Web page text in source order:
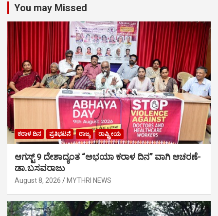
You may Missed
ಕರಾಳ ದಿನ ಪ್ರತಿಭಟನೆ ರಾಜ್ಯ ರಾಷ್ಟ್ರೀಯ
ಆಗಸ್ಟ್ 9 ದೇಶಾದ್ಯಂತ “ಅಭಯಾ ಕರಾಳ ದಿನ” ವಾಗಿ ಆಚರಣೆ-
ಡಾ.ಬಸವರಾಜು
August 8, 2026 MYTHRI NEWS